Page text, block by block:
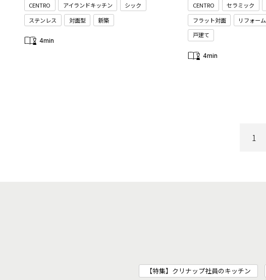
CENTRO アイランドキッチン
シック
ステンレス
対面型 新築
4min
CENTRO セラミック
フラット対面
リフォーム
戸建て
4min
1
【特集】クリナップ社員のキッチン